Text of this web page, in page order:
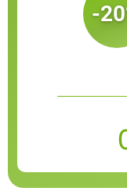
-